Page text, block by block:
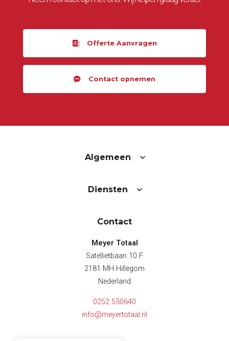
Offerte Aanvragen
Contact opnemen
Algemeen
Diensten
Contact
Meyer Totaal
Satellietbaan 10 F
2181 MH Hillegom
Nederland
0252 530640
info@meyertotaal.nl